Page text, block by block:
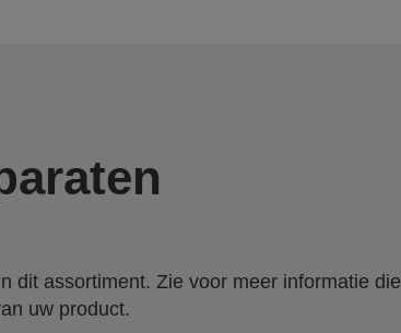
dit assortiment. Zie voor meer informatie die
uw product.